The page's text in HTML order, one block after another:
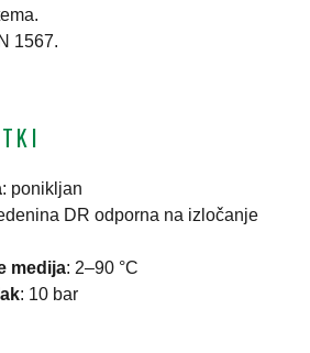
1567.
: ponikljan
DR odporna na izločanje
medija: 2–90 °C
: 10 bar